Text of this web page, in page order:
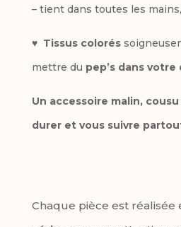
– tient dans toutes les
♥ Tissus colorés
mettre du pep’s dans
Un accessoire malin,
durer et vous suivre
Chaque pièce est réalisée